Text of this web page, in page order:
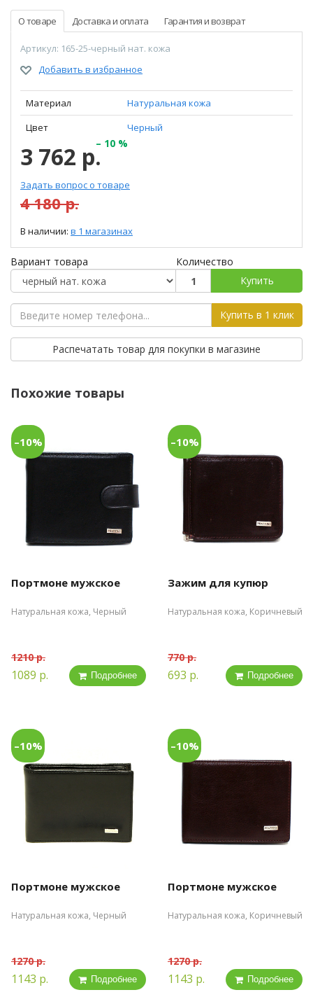
О товаре Доставка и оплата Гарантия и возврат
Артикул: 165-25-черный нат. кожа
Добавить в избранное
Материал
Натуральная кожа
Цвет
Черный
3 762 р.– 10 %
Задать вопрос о товаре
4 180 р.
В наличии: в 1 магазинах
Вариант товара
Количество
Купить
Купить в 1 клик
Распечатать товар для покупки в магазине
Похожие товары
–10%
Портмоне мужское
Натуральная кожа, Черный
1210 р.
1089 р. Подробнее
–10%
Зажим для купюр
Натуральная кожа, Коричневый
770 р.
693 р. Подробнее
–10%
Портмоне мужское
Натуральная кожа, Черный
1270 р.
1143 р. Подробнее
–10%
Портмоне мужское
Натуральная кожа, Коричневый
1270 р.
1143 р. Подробнее